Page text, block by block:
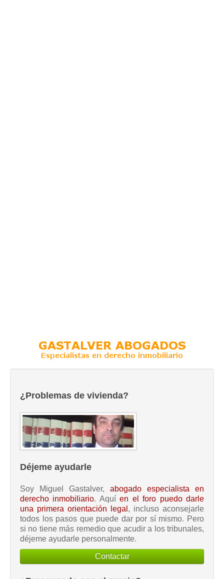
¿Problemas de vivienda?
Déjeme ayudarle
Soy Miguel Gastalver, abogado especialista en
derecho inmobiliario. Aquíen el foro puedo darle
una primera orientación legal , incluso aconsejarle
todos los pasos que puede dar por sí mismo. Pero
si no tiene más remedio que acudir a los tribunales,
déjeme ayudarle personalmente.
Contactar